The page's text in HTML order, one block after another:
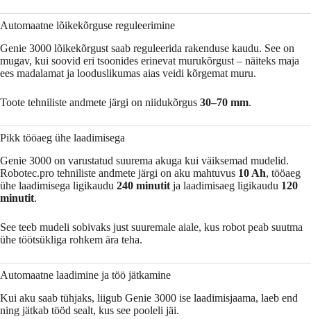
Automaatne lõikekõrguse reguleerimine
Genie 3000 lõikekõrgust saab reguleerida rakenduse kaudu. See on
mugav, kui soovid eri tsoonides erinevat murukõrgust – näiteks maja
ees madalamat ja looduslikumas aias veidi kõrgemat muru.
Toote tehniliste andmete järgi on niidukõrgus 30–70 mm.
Pikk tööaeg ühe laadimisega
Genie 3000 on varustatud suurema akuga kui väiksemad mudelid.
Robotec.pro tehniliste andmete järgi on aku mahtuvus 10 Ah, tööaeg
ühe laadimisega ligikaudu 240 minutit ja laadimisaeg ligikaudu 120
minutit.
See teeb mudeli sobivaks just suuremale aiale, kus robot peab suutma
ühe töötsükliga rohkem ära teha.
Automaatne laadimine ja töö jätkamine
Kui aku saab tühjaks, liigub Genie 3000 ise laadimisjaama, laeb end
ning jätkab tööd sealt, kus see pooleli jäi.